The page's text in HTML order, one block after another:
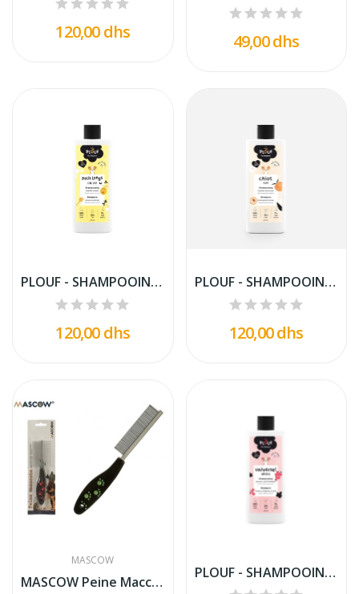
120,00 dhs 49,00 dhs
PLOUF - SHAMPOOING POILS LONGS POUR CHIEN 400ML.
120,00 dhs
PLOUF - SHAMPOOING CHIOT PUPPY 400ML.
120,00 dhs
MASCOW
MASCOW Peine Maccota 21 Cm Surt
PLOUF - SHAMPOOING UNIVERSEL POUR CHIEN 400ML.